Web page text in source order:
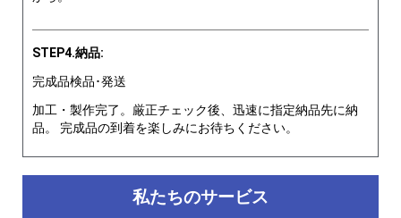
STEP4.納品:
完成品検品･発送
加工・製作完了。厳正チェック後、迅速に指定納品先に納
品。 完成品の到着を楽しみにお待ちください。
私たちのサービス